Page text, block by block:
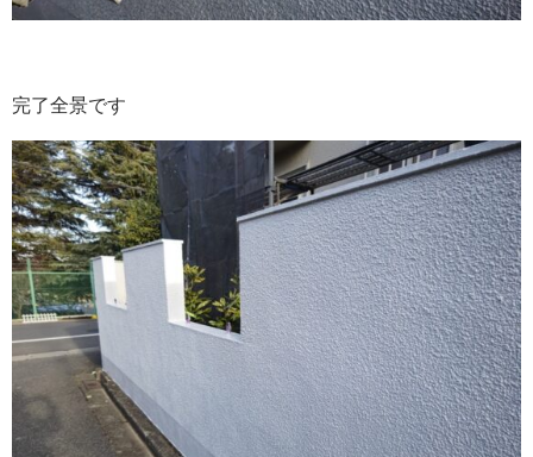
完了全景です